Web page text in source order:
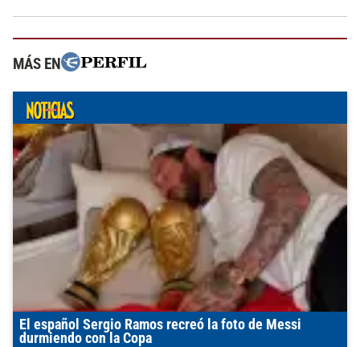
MÁS EN
El español Sergio Ramos recreó la foto de Messi
durmiendo con la Copa